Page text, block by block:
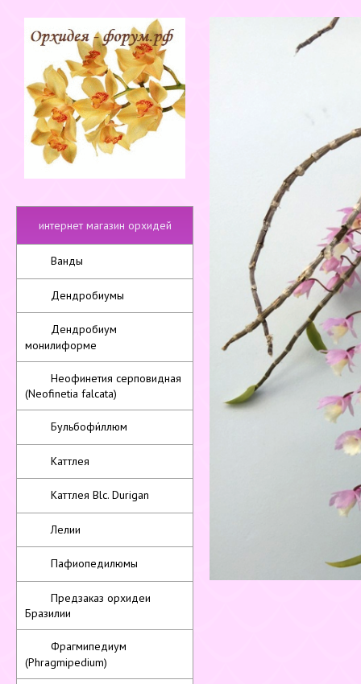
интернет магазин орхидей
Ванды
Дендробиумы
Дендробиум
монилиформе
Неофинетия серповидная
(Neofinetia falcata)
Бульбофи́ллюм
Каттлея
Каттлея Blc. Durigan
Лелии
Пафиопедилюмы
Предзаказ орхидеи
Бразилии
Фрагмипедиум
(Phragmipedium)